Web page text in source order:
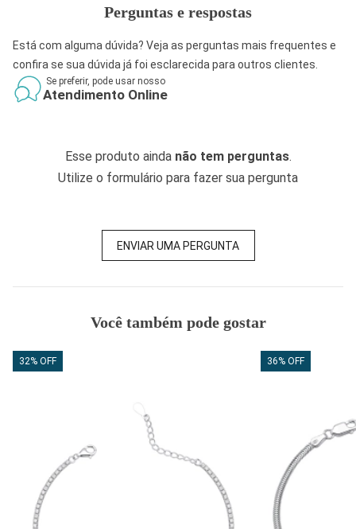
Perguntas e respostas
Está com alguma dúvida? Veja as perguntas mais frequentes e
confira se sua dúvida já foi esclarecida para outros clientes.
Se preferir, pode usar nosso
Atendimento Online
Esse produto ainda não tem perguntas.
Utilize o formulário para fazer sua pergunta
ENVIAR UMA PERGUNTA
Você também pode gostar
32% OFF 36% OFF